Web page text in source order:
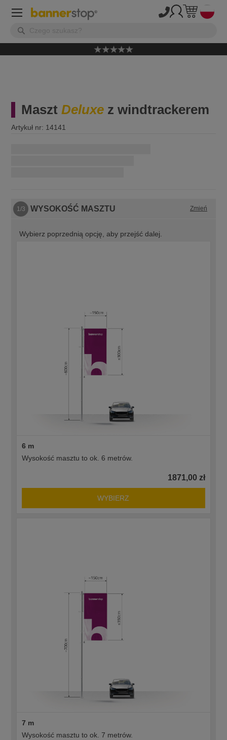
Maszt Deluxe z windtrackerem
Artykuł nr: 14141
WYSOKOŚĆ MASZTU Zmień
Wybierz poprzednią opcję, aby przejść dalej.
6 m
Wysokość masztu to ok. 6 metrów.
1871,00 zł
WYBIERZ
7 m
Wysokość masztu to ok. 7 metrów.
1/3